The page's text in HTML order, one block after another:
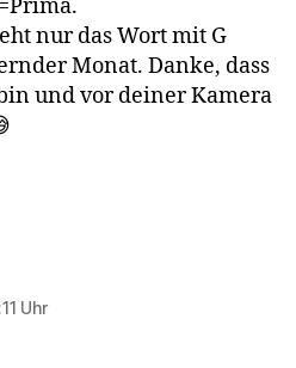
nur das Wort mit G
Monat. Danke, dass
und vor deiner Kamera
Uhr